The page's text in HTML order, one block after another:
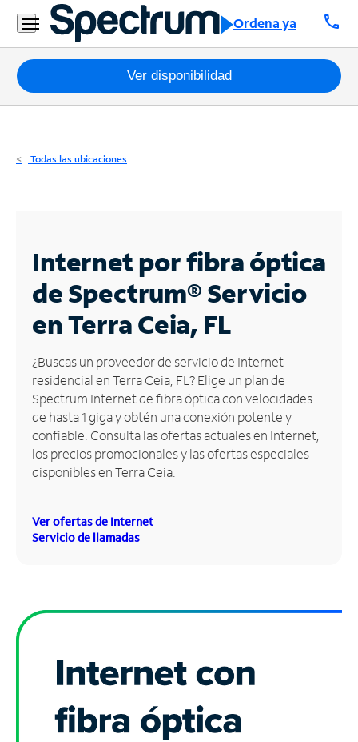
Ordena ya call
Residencial
Business
Paquetes
Internet
Business
Contáctanos
Inglés
Administrar
cuenta
Encuentra
una
tienda
Ver disponibilidad
Todas las ubicaciones
Internet por fibra óptica
de Spectrum®Servicio
en Terra Ceia, FL
¿Buscas un proveedor de servicio de Internet
residencial en Terra Ceia, FL? Elige un plan de
Spectrum Internet de fibra óptica con velocidades
de hasta 1 giga y obtén una conexión potente y
confiable. Consulta las ofertas actuales en Internet,
los precios promocionales y las ofertas especiales
disponibles en Terra Ceia.
Ver ofertas de Internet
Servicio de llamadas